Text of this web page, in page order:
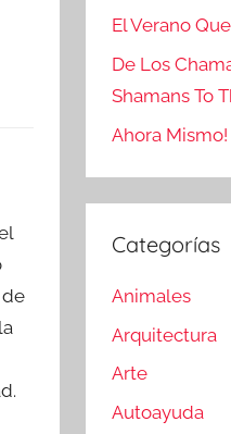
de
El Verano
De Los
Shamans To
Ahora Mismo!
Categorías
Animales
Arquitectura
Arte
Autoayuda